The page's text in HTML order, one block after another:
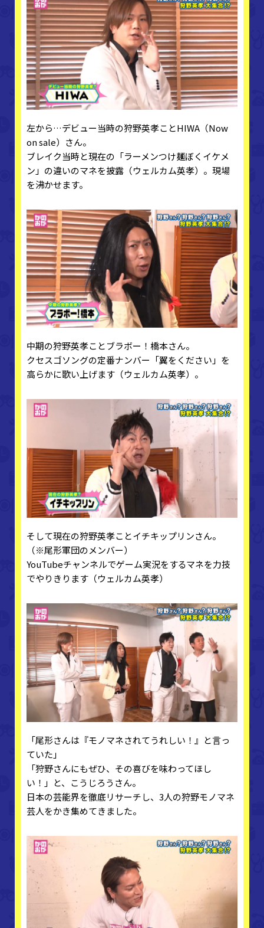
左から…デビュー当時の狩野英孝ことHIWA（Now
on sale）さん。
ブレイク当時と現在の「ラーメンつけ麺ぼくイケメ
ン」の違いのマネを披露（ウェルカム英孝）。現場
を沸かせます。
中期の狩野英孝ことブラボー！橋本さん。
クセスゴソングの定番ナンバー「翼をください」を
高らかに歌い上げます（ウェルカム英孝）。
そして現在の狩野英孝ことイチキップリンさん。
（※尾形軍団のメンバー）
YouTubeチャンネルでゲーム実況をするマネを力技
でやりきります（ウェルカム英孝）
「尾形さんは『モノマネされてうれしい！』と言っ
ていた」
「狩野さんにもぜひ、その喜びを味わってほし
い！」と、こうじろうさん。
日本の芸能界を徹底リサーチし、3人の狩野モノマネ
芸人をかき集めてきました。